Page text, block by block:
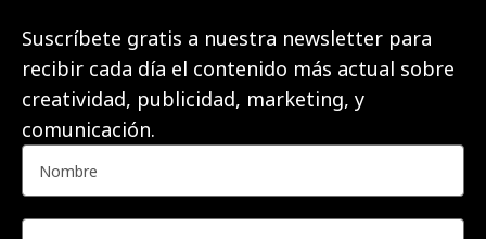
Suscríbete gratis a nuestra newsletter para
recibir cada día el contenido más actual sobre
creatividad, publicidad, marketing, y
comunicación.